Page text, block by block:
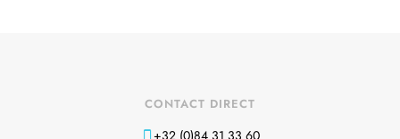
CONTACT DIRECT